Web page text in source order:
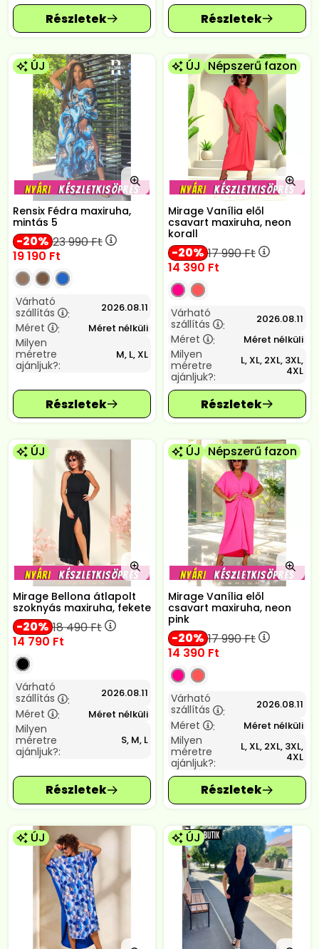
ÚJ
Rensix Fédra maxiruha,
mintás 5
20 23 990Ft
19 190 Ft
Várható
szállítás
: 2026.08.11
Méret : Méret nélküli
Milyen
méretre
ajánljuk?:
M, L, XL
ÚJ Népszerű fazon
Mirage Vanília elől
csavart maxiruha, neon
korall
20 17 990Ft
14 390 Ft
Várható
szállítás
: 2026.08.11
Méret : Méret nélküli
Milyen
méretre
ajánljuk?:
L, XL, 2XL, 3XL,
4XL
ÚJ
Mirage Bellona átlapolt
szoknyás maxiruha, fekete
20 18 490Ft
14 790 Ft
Várható
szállítás
: 2026.08.11
Méret : Méret nélküli
Milyen
méretre
ajánljuk?:
S, M, L
ÚJ Népszerű fazon
Mirage Vanília elől
csavart maxiruha, neon
pink
20 17 990Ft
14 390 Ft
Várható
szállítás
: 2026.08.11
Méret : Méret nélküli
Milyen
méretre
ajánljuk?:
L, XL, 2XL, 3XL,
4XL
ÚJ ÚJ